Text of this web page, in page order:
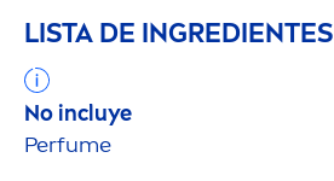
LISTA DE INGREDIENTES
No incluye
Perfume